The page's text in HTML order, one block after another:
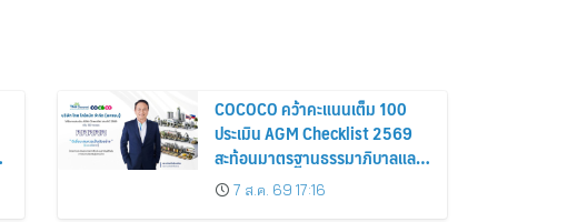
COCOCO คว้าคะแนนเต็ม 100
ประเมิน AGM Checklist 2569
สะท้อนมาตรฐานธรรมาภิบาลและ
การกำกับดูแลกิจการที่ดี
7 ส.ค. 69 17:16